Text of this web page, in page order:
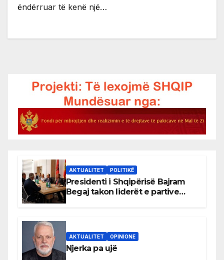
ëndërruar të kenë një…
AKTUALITET POLITIKË
Presidenti i Shqipërisë Bajram
Begaj takon liderët e partive
AKTUALITET OPINIONE
Njerka pa ujë